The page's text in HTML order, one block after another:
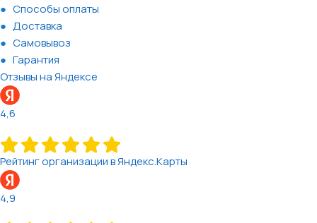
Способы оплаты
Доставка
Самовывоз
Гарантия
Отзывы на Яндексе
4,6
Рейтинг организации в Яндекс.Карты
4,9